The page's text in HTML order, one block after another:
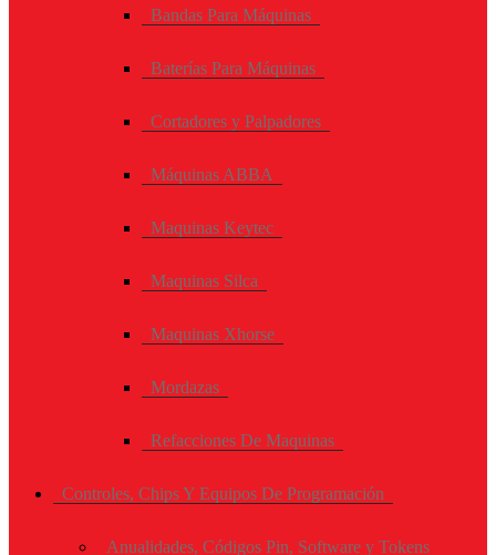
Bandas Para Máquinas
Baterías Para Máquinas
Cortadores y Palpadores
Máquinas ABBA
Maquinas Keytec
Maquinas Silca
Maquinas Xhorse
Mordazas
Refacciones De Maquinas
Controles, Chips Y Equipos De Programación
Anualidades, Códigos Pin, Software y Tokens